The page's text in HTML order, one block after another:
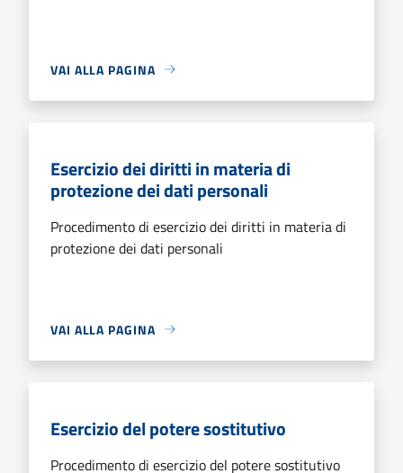
VAI ALLA PAGINA
Esercizio dei diritti in materia di
protezione dei dati personali
Procedimento di esercizio dei diritti in materia di
protezione dei dati personali
VAI ALLA PAGINA
Esercizio del potere sostitutivo
Procedimento di esercizio del potere sostitutivo